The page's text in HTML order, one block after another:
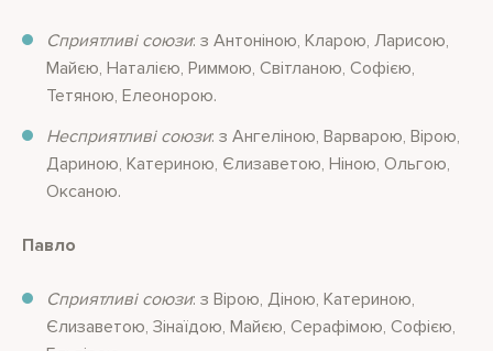
Сприятливі союзи: з Антоніною, Кларою, Ларисою,
Майєю, Наталією, Риммою, Світланою, Софією,
Тетяною, Елеонорою.
Несприятливі союзи: з Ангеліною, Варварою, Вірою,
Дариною, Катериною, Єлизаветою, Ніною, Ольгою,
Оксаною.
Павло
Сприятливі союзи: з Вірою, Діною, Катериною,
Єлизаветою, Зінаїдою, Майєю, Серафімою, Софією,